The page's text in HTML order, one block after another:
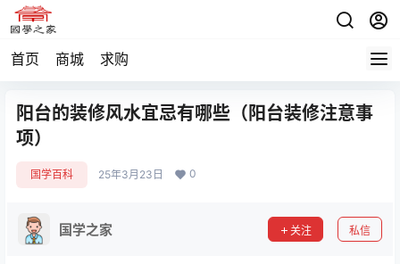
首页 商城 求购
阳台的装修风水宜忌有哪些（阳台装修注意事
项）
国学百科 25年3月23日 0
国学之家 关注 私信